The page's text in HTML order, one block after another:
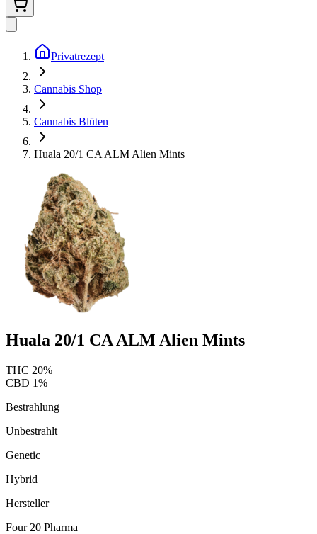
Privatrezept
Cannabis Shop
Cannabis Blüten
Huala 20/1 CA ALM Alien Mints
Huala 20/1 CA ALM Alien Mints
THC 20%
CBD 1%
Bestrahlung
Unbestrahlt
Genetic
Hybrid
Hersteller
Four 20 Pharma